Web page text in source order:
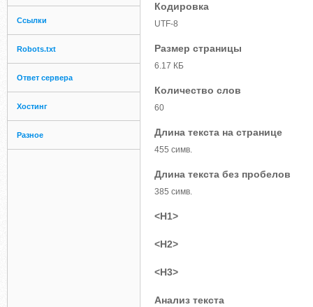
Ссылки
Robots.txt
Ответ сервера
Хостинг
Разное
Кодировка
UTF-8
Размер страницы
6.17 КБ
Количество слов
60
Длина текста на странице
455 симв.
Длина текста без пробелов
385 симв.
<H1>
<H2>
<H3>
Анализ текста